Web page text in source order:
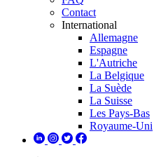
Contact
International
Allemagne
Espagne
L'Autriche
La Belgique
La Suède
La Suisse
Les Pays-Bas
Royaume-Uni